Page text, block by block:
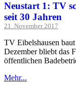
Neustart 1: TV
seit 30 Jahren
21. November 2017
TV Eibelshausen
Dezember bliebt das
öffentlichen
Mehr...